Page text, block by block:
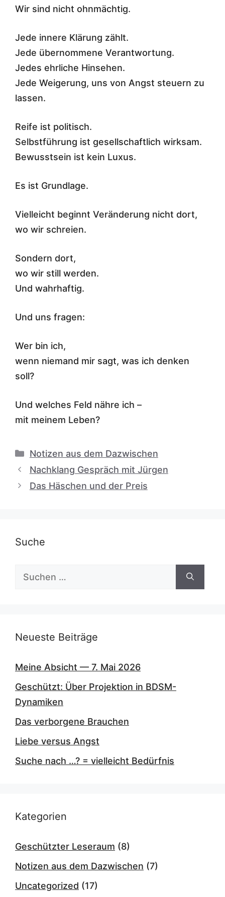
Wir sind nicht ohnmächtig.
Jede innere Klärung zählt.
Jede übernommene Verantwortung.
Jedes ehrliche Hinsehen.
Jede Weigerung, uns von Angst steuern zu
lassen.
Reife ist politisch.
Selbstführung ist gesellschaftlich wirksam.
Bewusstsein ist kein Luxus.
Es ist Grundlage.
Vielleicht beginnt Veränderung nicht dort,
wo wir schreien.
Sondern dort,
wo wir still werden.
Und wahrhaftig.
Und uns fragen:
Wer bin ich,
wenn niemand mir sagt, was ich denken
soll?
Und welches Feld nähre ich –
mit meinem Leben?
Kategorien
Notizen aus dem Dazwischen
Nachklang Gespräch mit Jürgen
Das Häschen und der Preis
Suche
Suchen
Neueste Beiträge
Meine Absicht — 7. Mai 2026
Geschützt: Über Projektion in BDSM-
Dynamiken
Das verborgene Brauchen
Liebe versus Angst
Suche nach …? = vielleicht Bedürfnis
Kategorien
Geschützter Leseraum (8)
Notizen aus dem Dazwischen (7)
Uncategorized (17)